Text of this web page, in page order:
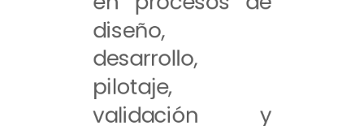
diseño,
desarrollo,
pilotaje,
validación y